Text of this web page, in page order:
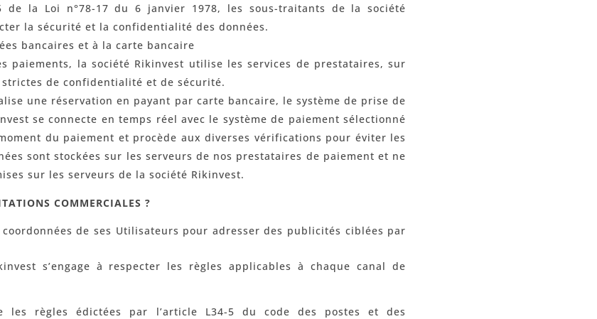
de la Loi n°78-17 du 6 janvier 1978, les sous-traitants de la société
la sécurité et la confidentialité des données.
bancaires et à la carte bancaire
paiements, la société Rikinvest utilise les services de prestataires, sur
de confidentialité et de sécurité.
une réservation en payant par carte bancaire, le système de prise de
se connecte en temps réel avec le système de paiement sélectionné
du paiement et procède aux diverses vérifications pour éviter les
sont stockées sur les serveurs de nos prestataires de paiement et ne
sur les serveurs de la société Rikinvest.
COMMERCIALES ?
de ses Utilisateurs pour adresser des publicités ciblées par
s’engage à respecter les règles applicables à chaque canal de
les règles édictées par l’article L34-5 du code des postes et des